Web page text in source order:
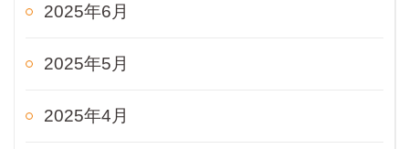
2025年6月
2025年5月
2025年4月